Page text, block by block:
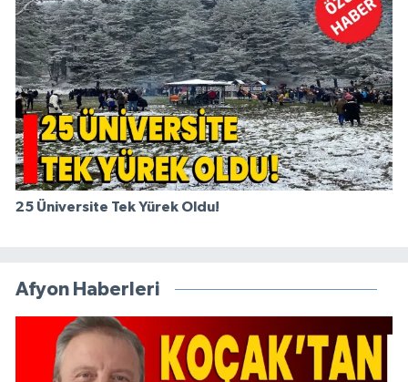
25 Üniversite Tek Yürek Oldu!
Afyon Haberleri